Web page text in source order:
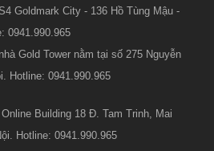
Goldmark City - 136 Hồ Tùng Mậu -
0941.990.965
Gold Tower nằm tại số 275 Nguyễn
Hotline: 0941.990.965
Building 18 Đ. Tam Trinh, Mai
Hotline: 0941.990.965